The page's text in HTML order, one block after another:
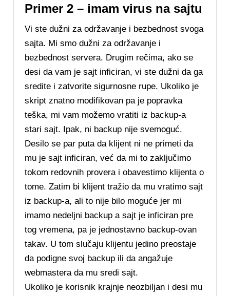
Primer 2 – imam virus na sajtu
Vi ste dužni za održavanje i bezbednost svoga
sajta. Mi smo dužni za održavanje i
bezbednost servera. Drugim rečima, ako se
desi da vam je sajt inficiran, vi ste dužni da ga
sredite i zatvorite sigurnosne rupe. Ukoliko je
skript znatno modifikovan pa je popravka
teška, mi vam možemo vratiti iz backup-a
stari sajt. Ipak, ni backup nije svemoguć.
Desilo se par puta da klijent ni ne primeti da
mu je sajt inficiran, već da mi to zaključimo
tokom redovnih provera i obavestimo klijenta o
tome. Zatim bi klijent tražio da mu vratimo sajt
iz backup-a, ali to nije bilo moguće jer mi
imamo nedeljni backup a sajt je inficiran pre
tog vremena, pa je jednostavno backup-ovan
takav. U tom slučaju klijentu jedino preostaje
da podigne svoj backup ili da angažuje
webmastera da mu sredi sajt.
Ukoliko je korisnik krajnje neozbiljan i desi mu